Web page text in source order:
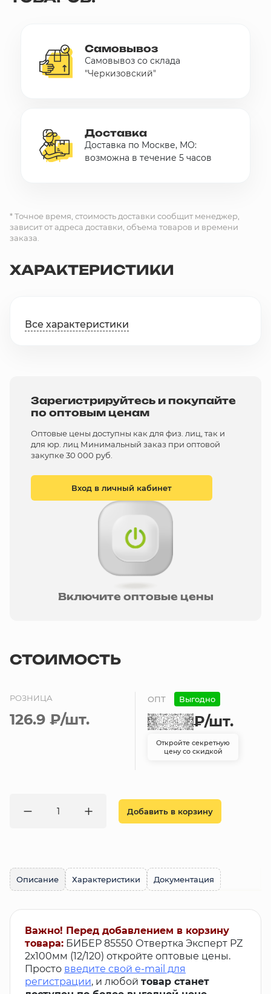
Самовывоз
Самовывоз со склада
"Черкизовский"
Доставка
Доставка по Москве, МО:
возможна в течение 5 часов
* Точное время, стоимость доставки сообщит менеджер,
зависит от адреса доставки, объема товаров и времени
заказа.
ХАРАКТЕРИСТИКИ
Все характеристики
Зарегистрируйтесь и покупайте
по оптовым ценам
Оптовые цены доступны как для физ. лиц, так и
для юр. лиц Минимальный заказ при оптовой
закупке 30 000 руб.
Вход в личный кабинет
Включите оптовые цены
СТОИМОСТЬ
РОЗНИЦА
126.9 ₽/шт.
ОПТ Выгодно
₽/шт.
Откройте секретную
цену со скидкой
Добавить в корзину
Описание Характеристики Документация
Важно! Перед добавлением в корзину
товара: БИБЕР 85550 Отвертка Эксперт PZ
2х100мм (12/120) откройте оптовые цены.
Просто введите свой e-mail для
регистрации, и любой товар станет